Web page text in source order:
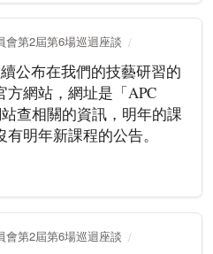
會第2屆第6場巡迴座談
公布在我們的技藝研習的
網站，網址是「APC
查相關的資訊，明年的課
明年新課程的公告。
會第2屆第6場巡迴座談